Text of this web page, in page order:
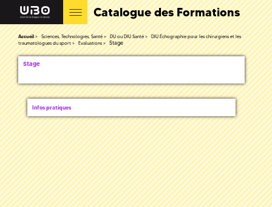
Catalogue des Formations
Accueil Sciences, Technologies, Santé DU ou DIU Santé
DIU Échographie pour les chirurgiens et les
traumatologues du sport
Evaluations Stage
Stage
Infos pratiques